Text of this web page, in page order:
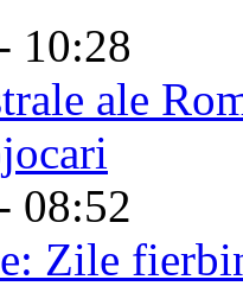
10:28
ale
08:52
Zile